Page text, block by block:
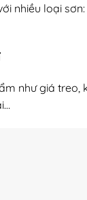
nhiều loại
như giá treo,